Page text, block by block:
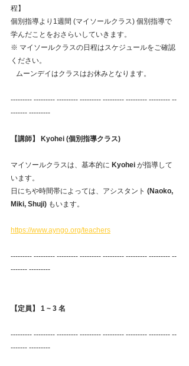
程】
個別指導より1週間 (マイソールクラス) 個別指導で
学んだことをおさらいしていきます。
※ マイソールクラスの日程はスケジュールをご確認
ください。
   ムーンデイはクラスはお休みとなります。
--------- --------- --------- --------- --------- --------- --------- --
------- ---------
【講師】 Kyohei (個別指導クラス)
マイソールクラスは、基本的に Kyohei が指導して
います。
日にちや時間帯によっては、アシスタント (Naoko,
Miki, Shuji) もいます。
https://www.ayngo.org/teachers
--------- --------- --------- --------- --------- --------- --------- --
------- ---------
【定員】 1 ~ 3 名
--------- --------- --------- --------- --------- --------- --------- --
------- ---------